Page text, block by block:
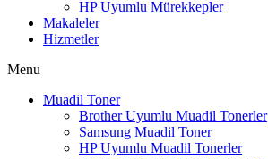
HP Uyumlu Mürekkepler
Makaleler
Hizmetler
Menu
Muadil Toner
Brother Uyumlu Muadil Tonerler
Samsung Muadil Toner
HP Uyumlu Muadil Tonerler